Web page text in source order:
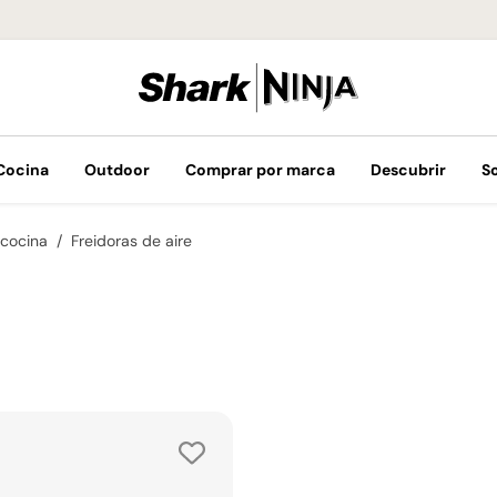
Outdoor Comprar por marca Descubrir
Freidoras de aire